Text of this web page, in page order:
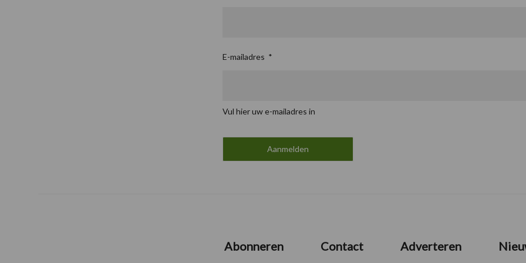
E-mailadres *
Vul hier uw e-mailadres in
Abonneren Contact Adverteren